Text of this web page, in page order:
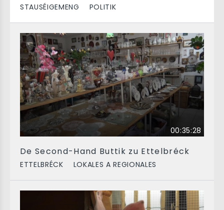
STAUSÉIGEMENG POLITIK
00:35:28
De Second-Hand Buttik zu Ettelbréck
ETTELBRÉCK LOKALES A REGIONALES